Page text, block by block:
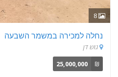
8
נחלה למכירה במשמר השבעה
גוש דן
₪
25,000,000